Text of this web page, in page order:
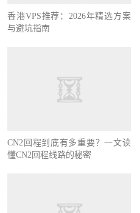
香港VPS推荐：2026年精选方案
与避坑指南
CN2回程到底有多重要？一文读
懂CN2回程线路的秘密